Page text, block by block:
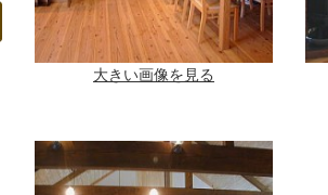
大きい画像を見る